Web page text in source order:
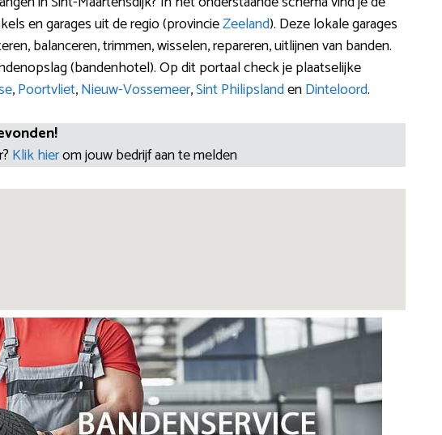
en garages uit de regio (provincieZeeland). Deze lokale garages
balanceren, trimmen, wisselen, repareren, uitlijnen van banden.
(bandenhotel). Op dit portaal check je plaatselijke
,Poortvliet,Nieuw-Vossemeer,Sint PhilipslandenDinteloord.
Klik hierom jouw bedrijf aan te melden